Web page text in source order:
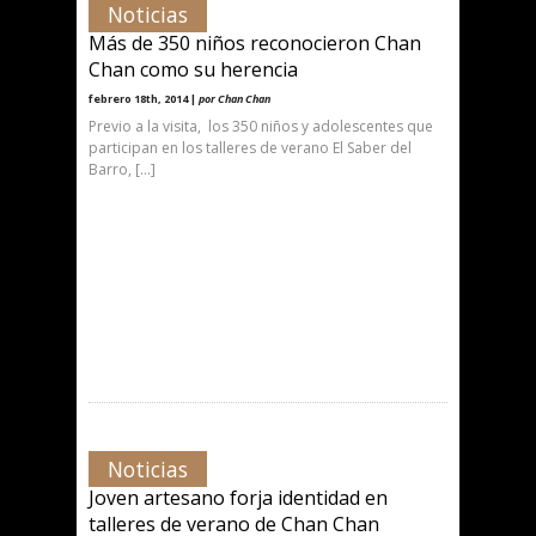
Noticias
Más de 350 niños reconocieron Chan
Chan como su herencia
febrero 18th, 2014 | por Chan Chan
Previo a la visita, los 350 niños y adolescentes que
participan en los talleres de verano El Saber del
Barro, […]
Noticias
Joven artesano forja identidad en
talleres de verano de Chan Chan